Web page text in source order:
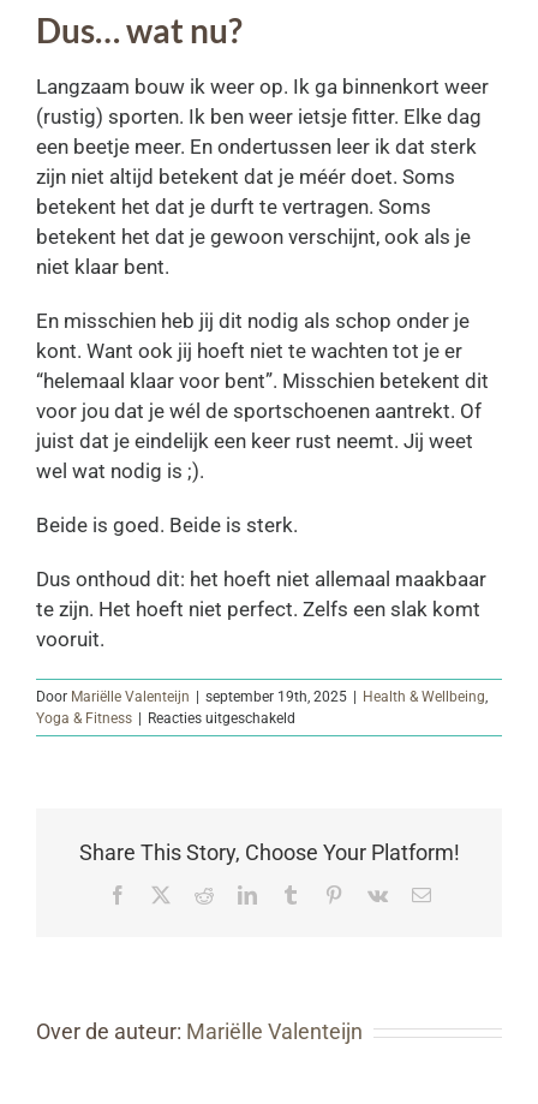
Dus… wat nu?
Langzaam bouw ik weer op. Ik ga binnenkort weer
(rustig) sporten. Ik ben weer ietsje fitter. Elke dag
een beetje meer. En ondertussen leer ik dat sterk
zijn niet altijd betekent dat je méér doet. Soms
betekent het dat je durft te vertragen. Soms
betekent het dat je gewoon verschijnt, ook als je
niet klaar bent.
En misschien heb jij dit nodig als schop onder je
kont. Want ook jij hoeft niet te wachten tot je er
“helemaal klaar voor bent”. Misschien betekent dit
voor jou dat je wél de sportschoenen aantrekt. Of
juist dat je eindelijk een keer rust neemt. Jij weet
wel wat nodig is ;).
Beide is goed. Beide is sterk.
Dus onthoud dit: het hoeft niet allemaal maakbaar
te zijn. Het hoeft niet perfect. Zelfs een slak komt
vooruit.
Door Mariëlle Valenteijn | september 19th, 2025 | Health & Wellbeing,
Yoga & Fitness | Reacties uitgeschakeld
MANIFESTEREN?
niet.
Share This Story, Choose Your Platform!
Facebook
TwitterRedditLinkedInTumblr Pinterest
Vk
E-
Over de auteur: Mariëlle Valenteijn